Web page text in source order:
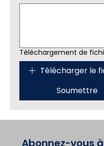
Téléchargement de
Télécharger le
Soumettre
Abonnez-vous